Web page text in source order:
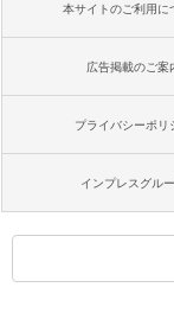
本サイトのご利用に
広告掲載のご案
プライバシーポリ
インプレスグル